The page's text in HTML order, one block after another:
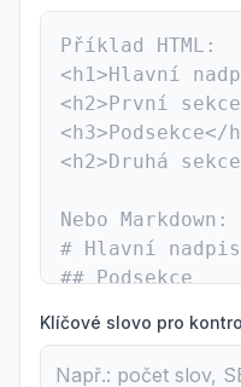
Klíčové slovo pro